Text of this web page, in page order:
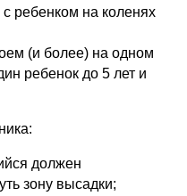
ребенком на коленях
(и более) на одном
ребенок до 5 лет и
должен
зону высадки;